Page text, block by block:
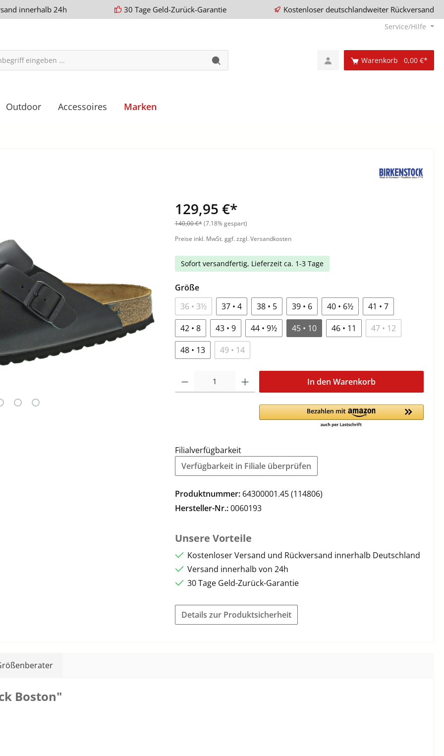
innerhalb 24h 30 Tage Geld-Zurück-Garantie Kostenloser deutschlandweiter Rückversand
Service/Hilfe
Warenkorb 0,00 €*
Outdoor Accessoires Marken
129,95 €*
140,00 €* (7.18% gespart)
Preise inkl. MwSt. ggf. zzgl. Versandkosten
Sofort versandfertig, Lieferzeit ca. 1-3 Tage
Größe
36 • 3½
37 • 4 38 • 5 39 • 6 40 • 6½
41 • 7
42 • 8
43 • 9 44 • 9½ 45 • 10 46 • 11
47 • 12
48 • 13
49 • 14
In den Warenkorb
Filialverfügbarkeit
Verfügbarkeit in Filiale überprüfen
Produktnummer: 64300001.45 (114806)
Hersteller-Nr.:0060193
Unsere Vorteile
Kostenloser Versand und Rückversand innerhalb Deutschland
Versand innerhalb von 24h
30 Tage Geld-Zurück-Garantie
Details zur Produktsicherheit
Boston"